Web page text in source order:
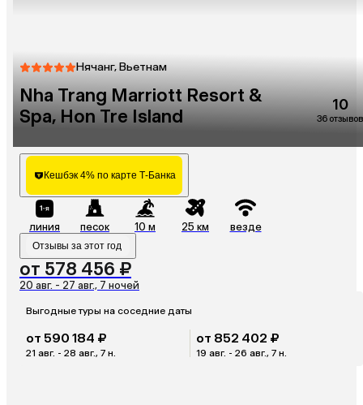
Нячанг, Вьетнам
Nha Trang Marriott Resort &
Spa, Hon Tre Island
10
36 отзывов
Кешбэк 4% по карте Т-Банка
линия песок 10 м 25 км везде
Отзывы за этот год
от 578 456 ₽
20 авг. - 27 авг., 7 ночей
Выгодные туры на соседние даты
от 590 184 ₽
21 авг. - 28 авг., 7 н.
от 852 402 ₽
19 авг. - 26 авг., 7 н.